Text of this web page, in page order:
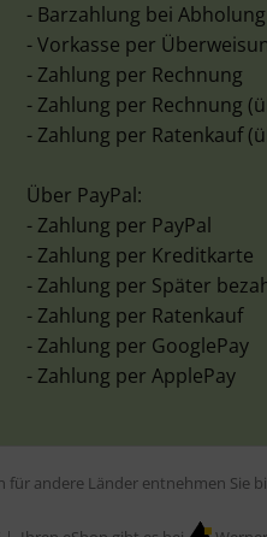
- Barzahlung bei Abholung
- Vorkasse per
- Zahlung per Rechnung
- Zahlung per Rechnung
- Zahlung per Ratenkauf
Über PayPal:
- Zahlung per PayPal
- Zahlung per Kreditkarte
- Zahlung per Später
- Zahlung per Ratenkauf
- Zahlung per GooglePay
- Zahlung per ApplePay
andere Länder entnehmen Sie